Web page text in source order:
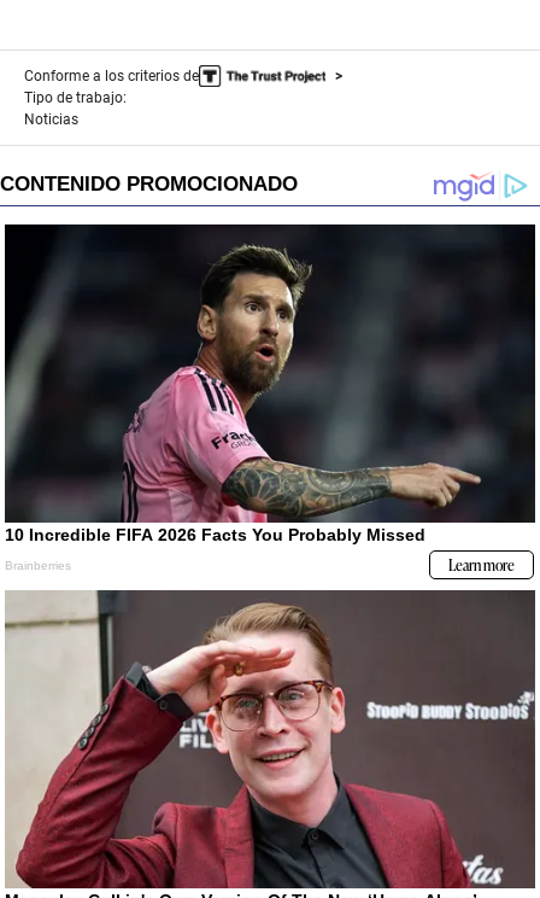
Conforme a los criterios de
Tipo de trabajo:
Noticias